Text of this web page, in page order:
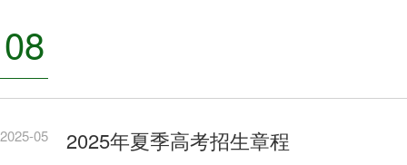
08
2025-05 2025年夏季高考招生章程